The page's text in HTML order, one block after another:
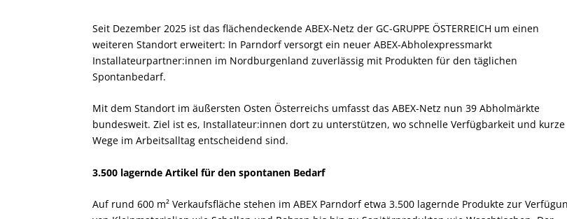
Seit Dezember 2025 ist das flächendeckende ABEX-Netz der GC-GRUPPE ÖSTERREICH um einen
weiteren Standort erweitert: In Parndorf versorgt ein neuer ABEX-Abholexpressmarkt
Installateurpartner:innen im Nordburgenland zuverlässig mit Produkten für den täglichen
Spontanbedarf.
Mit dem Standort im äußersten Osten Österreichs umfasst das ABEX-Netz nun 39 Abholmärkte
bundesweit. Ziel ist es, Installateur:innen dort zu unterstützen, wo schnelle Verfügbarkeit und kurze
Wege im Arbeitsalltag entscheidend sind.
3.500 lagernde Artikel für den spontanen Bedarf
Auf rund 600 m² Verkaufsfläche stehen im ABEX Parndorf etwa 3.500 lagernde Produkte zur